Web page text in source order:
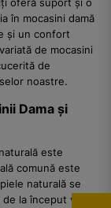
în mocasini damă
și un confort
de mocasini
de
noastre.
Dama și
este
comună este
naturală se
la început va fi